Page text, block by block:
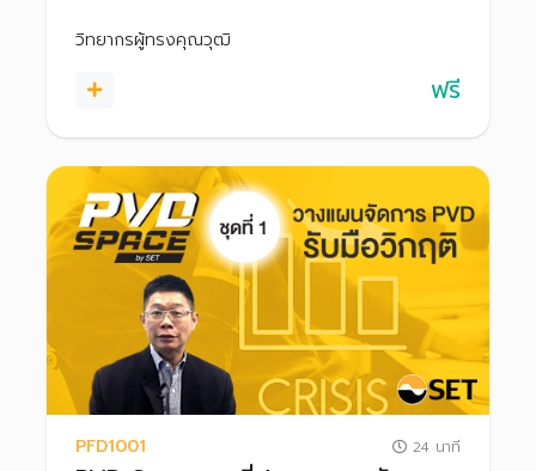
วิทยากรผู้ทรงคุณวุฒิ
ฟรี
PFD1001 24 นาที